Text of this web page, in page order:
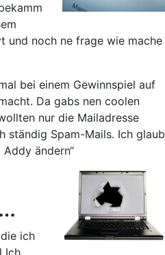
und noch ne frage wie mache
bei einem Gewinnspiel auf
Da gabs nen coolen
nur die Mailadresse
ständig Spam-Mails. Ich glaub
ändern“
ich
Ich